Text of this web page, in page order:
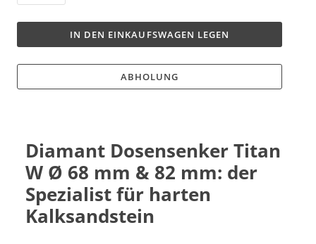
IN DEN EINKAUFSWAGEN LEGEN
ABHOLUNG
Diamant Dosensenker Titan
W Ø 68 mm & 82 mm: der
Spezialist für harten
Kalksandstein